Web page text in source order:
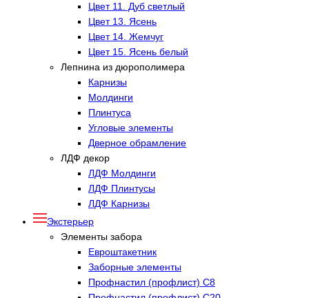
Цвет 11. Дуб светлый
Цвет 13. Ясень
Цвет 14. Жемчуг
Цвет 15. Ясень белый
Лепнина из дюрополимера
Карнизы
Молдинги
Плинтуса
Угловые элементы
Дверное обрамление
ЛДФ декор
ЛДФ Молдинги
ЛДФ Плинтусы
ЛДФ Карнизы
Экстерьер
Элементы забора
Евроштакетник
Заборные элементы
Профнастил (профлист) С8